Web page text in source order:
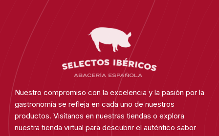
Nuestro compromiso con la excelencia y la pasión por la
gastronomía se refleja en cada uno de nuestros
productos. Visítanos en nuestras tiendas o explora
nuestra tienda virtual para descubrir el auténtico sabor